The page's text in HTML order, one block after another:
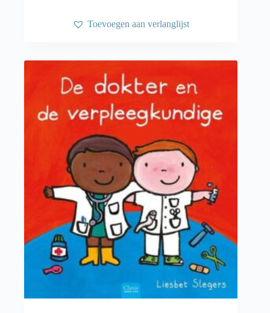
Toevoegen aan verlanglijst